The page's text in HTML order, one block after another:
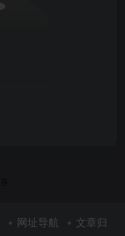
网址导航
文章归